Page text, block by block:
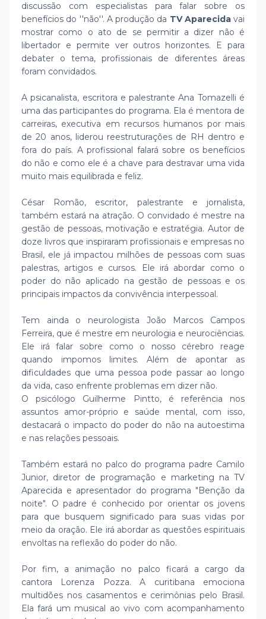
discussão com especialistas para falar sobre os
benefícios do ''não''. A produção da TV Aparecidavai
mostrar como o ato de se permitir a dizer não é
libertador e permite ver outros horizontes. E para
debater o tema, profissionais de diferentes áreas
foram convidados.
A psicanalista, escritora e palestrante Ana Tomazelli é
uma das participantes do programa. Ela é mentora de
carreiras, executiva em recursos humanos por mais
de 20 anos, liderou reestruturações de RH dentro e
fora do país. A profissional falará sobre os benefícios
do não e como ele é a chave para destravar uma vida
muito mais equilibrada e feliz.
César Romão, escritor, palestrante e jornalista,
também estará na atração. O convidado é mestre na
gestão de pessoas, motivação e estratégia. Autor de
doze livros que inspiraram profissionais e empresas no
Brasil, ele já impactou milhões de pessoas com suas
palestras, artigos e cursos. Ele irá abordar como o
poder do não aplicado na gestão de pessoas e os
principais impactos da convivência interpessoal.
Tem ainda o neurologista João Marcos Campos
Ferreira, que é mestre em neurologia e neurociências.
Ele irá falar sobre como o nosso cérebro reage
quando impomos limites. Além de apontar as
dificuldades que uma pessoa pode passar ao longo
da vida, caso enfrente problemas em dizer não.
O psicólogo Guilherme Pintto, é referência nos
assuntos amor-próprio e saúde mental, com isso,
destacará o impacto do poder do não na autoestima
e nas relações pessoais.
Também estará no palco do programa padre Camilo
Junior, diretor de programação e marketing na TV
Aparecida e apresentador do programa "Benção da
noite". O padre é conhecido por orientar os jovens
para que busquem significado para suas vidas por
meio da oração. Ele irá abordar as questões espirituais
envoltas na reflexão do poder do não.
Por fim, a animação no palco ficará a cargo da
cantora Lorenza Pozza. A curitibana emociona
multidões nos casamentos e cerimônias pelo Brasil.
Ela fará um musical ao vivo com acompanhamento